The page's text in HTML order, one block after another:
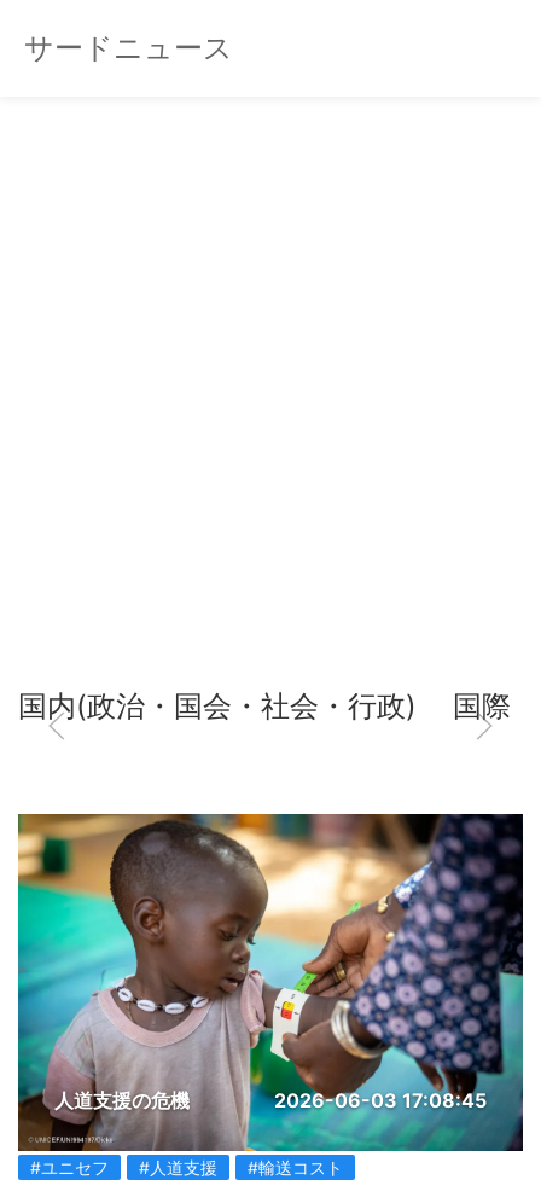
サードニュース
国内(政治・国会・社会・行政) 国際
人道支援の危機 2026-06-03 17:08:45
#ユニセフ #人道支援 #輸送コスト